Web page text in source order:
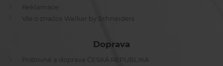
Reklamace
Vše o značce Walker by Schneiders
Doprava
Poštovné a doprava ČESKÁ REPUBLIKA